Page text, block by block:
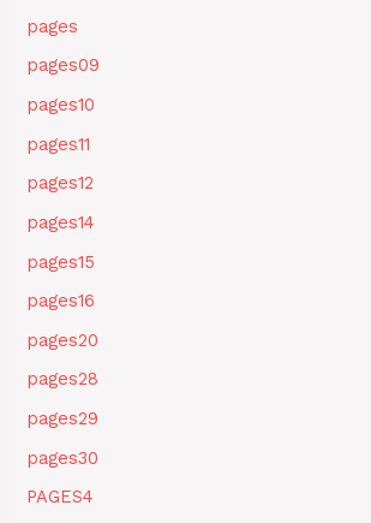
pages
pages09
pages10
pages11
pages12
pages14
pages15
pages16
pages20
pages28
pages29
pages30
PAGES4